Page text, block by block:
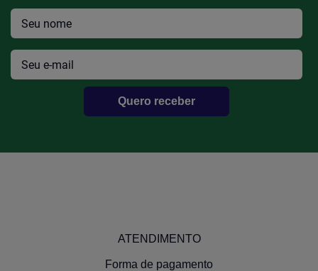
Quero receber
ATENDIMENTO
Forma de pagamento